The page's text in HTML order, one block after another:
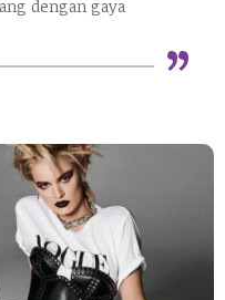
dengan gaya
“